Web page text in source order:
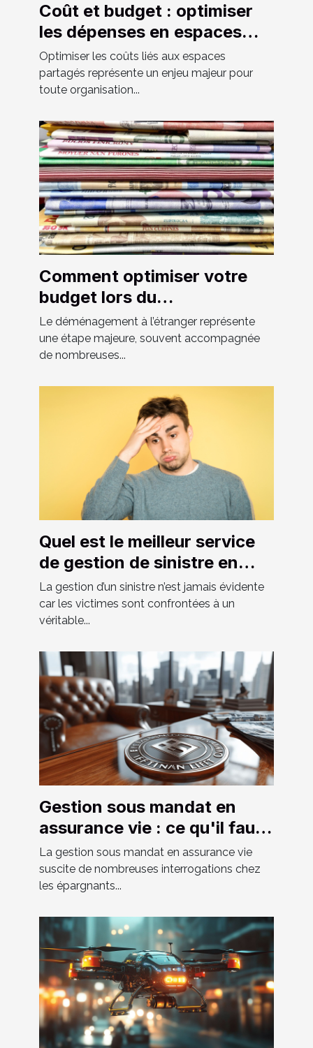
Coût et budget : optimiser
les dépenses en espaces
partagés
Optimiser les coûts liés aux espaces
partagés représente un enjeu majeur pour
toute organisation...
Comment optimiser votre
budget lors du
déménagement à l'étranger
?
Le déménagement à l’étranger représente
une étape majeure, souvent accompagnée
de nombreuses...
Quel est le meilleur service
de gestion de sinistre en
Suisse ?
La gestion d’un sinistre n’est jamais évidente
car les victimes sont confrontées à un
véritable...
Gestion sous mandat en
assurance vie : ce qu'il faut
savoir
La gestion sous mandat en assurance vie
suscite de nombreuses interrogations chez
les épargnants...